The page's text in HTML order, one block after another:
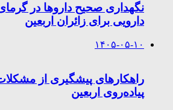
نگهداری صحیح داروها در
دارویی برای زائران اربعین
۱۴۰۵-۰۵-۱۰
راهکارهای پیشگیری از
پیاده‌روی اربعین